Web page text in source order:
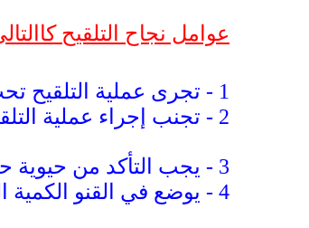
عوامل نجاح التلقيح
1 - تجرى عملية التلقيح تحت أشعة الشمس .
2 - تجنب إجراء عملية التلقيح أثناء هطول الأمطار أو في أوقات الغيوم أو الضباب .
3 - يجب التأكد من حيوية حبوب اللقاح وصلاحيتها للتلقيح .
4 - يوضع في القنو الكمية الكافية من شماريخ حبوب اللقاح التي تعمل على تلقيح الأزهار المؤنثة.